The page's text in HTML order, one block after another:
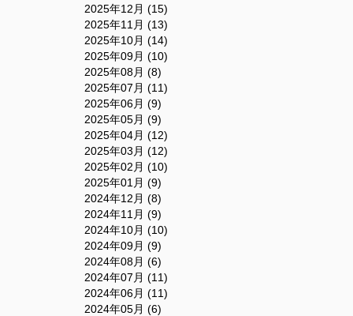
2025年12月 (15)
2025年11月 (13)
2025年10月 (14)
2025年09月 (10)
2025年08月 (8)
2025年07月 (11)
2025年06月 (9)
2025年05月 (9)
2025年04月 (12)
2025年03月 (12)
2025年02月 (10)
2025年01月 (9)
2024年12月 (8)
2024年11月 (9)
2024年10月 (10)
2024年09月 (9)
2024年08月 (6)
2024年07月 (11)
2024年06月 (11)
2024年05月 (6)